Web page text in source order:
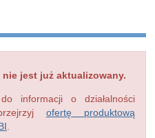
jest już aktualizowany.
informacji o działalności
ofertę produktową